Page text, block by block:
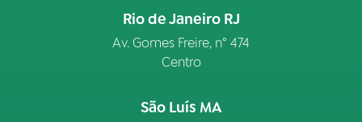
Rio de Janeiro RJ
Av. Gomes Freire, n° 474
Centro
São Luís MA